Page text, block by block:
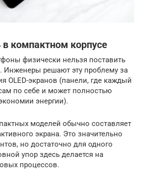
компактном корпусе
физически нельзя поставить
Инженеры решают эту проблему за
OLED-экранов (панели, где каждый
по себе и может полностью
энергии).
моделей обычно составляет
экрана. Это значительно
но достаточно для одного
упор здесь делается на
процессов.